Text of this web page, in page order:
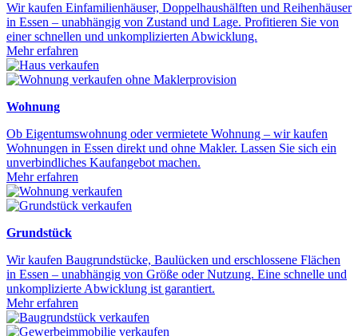
Wir kaufen Einfamilienhäuser, Doppelhaushälften und Reihenhäuser
in Essen – unabhängig von Zustand und Lage. Profitieren Sie von
einer schnellen und unkomplizierten Abwicklung.
Mehr erfahren
Wohnung
Ob Eigentumswohnung oder vermietete Wohnung – wir kaufen
Wohnungen in Essen direkt und ohne Makler. Lassen Sie sich ein
unverbindliches Kaufangebot machen.
Mehr erfahren
Grundstück
Wir kaufen Baugrundstücke, Baulücken und erschlossene Flächen
in Essen – unabhängig von Größe oder Nutzung. Eine schnelle und
unkomplizierte Abwicklung ist garantiert.
Mehr erfahren